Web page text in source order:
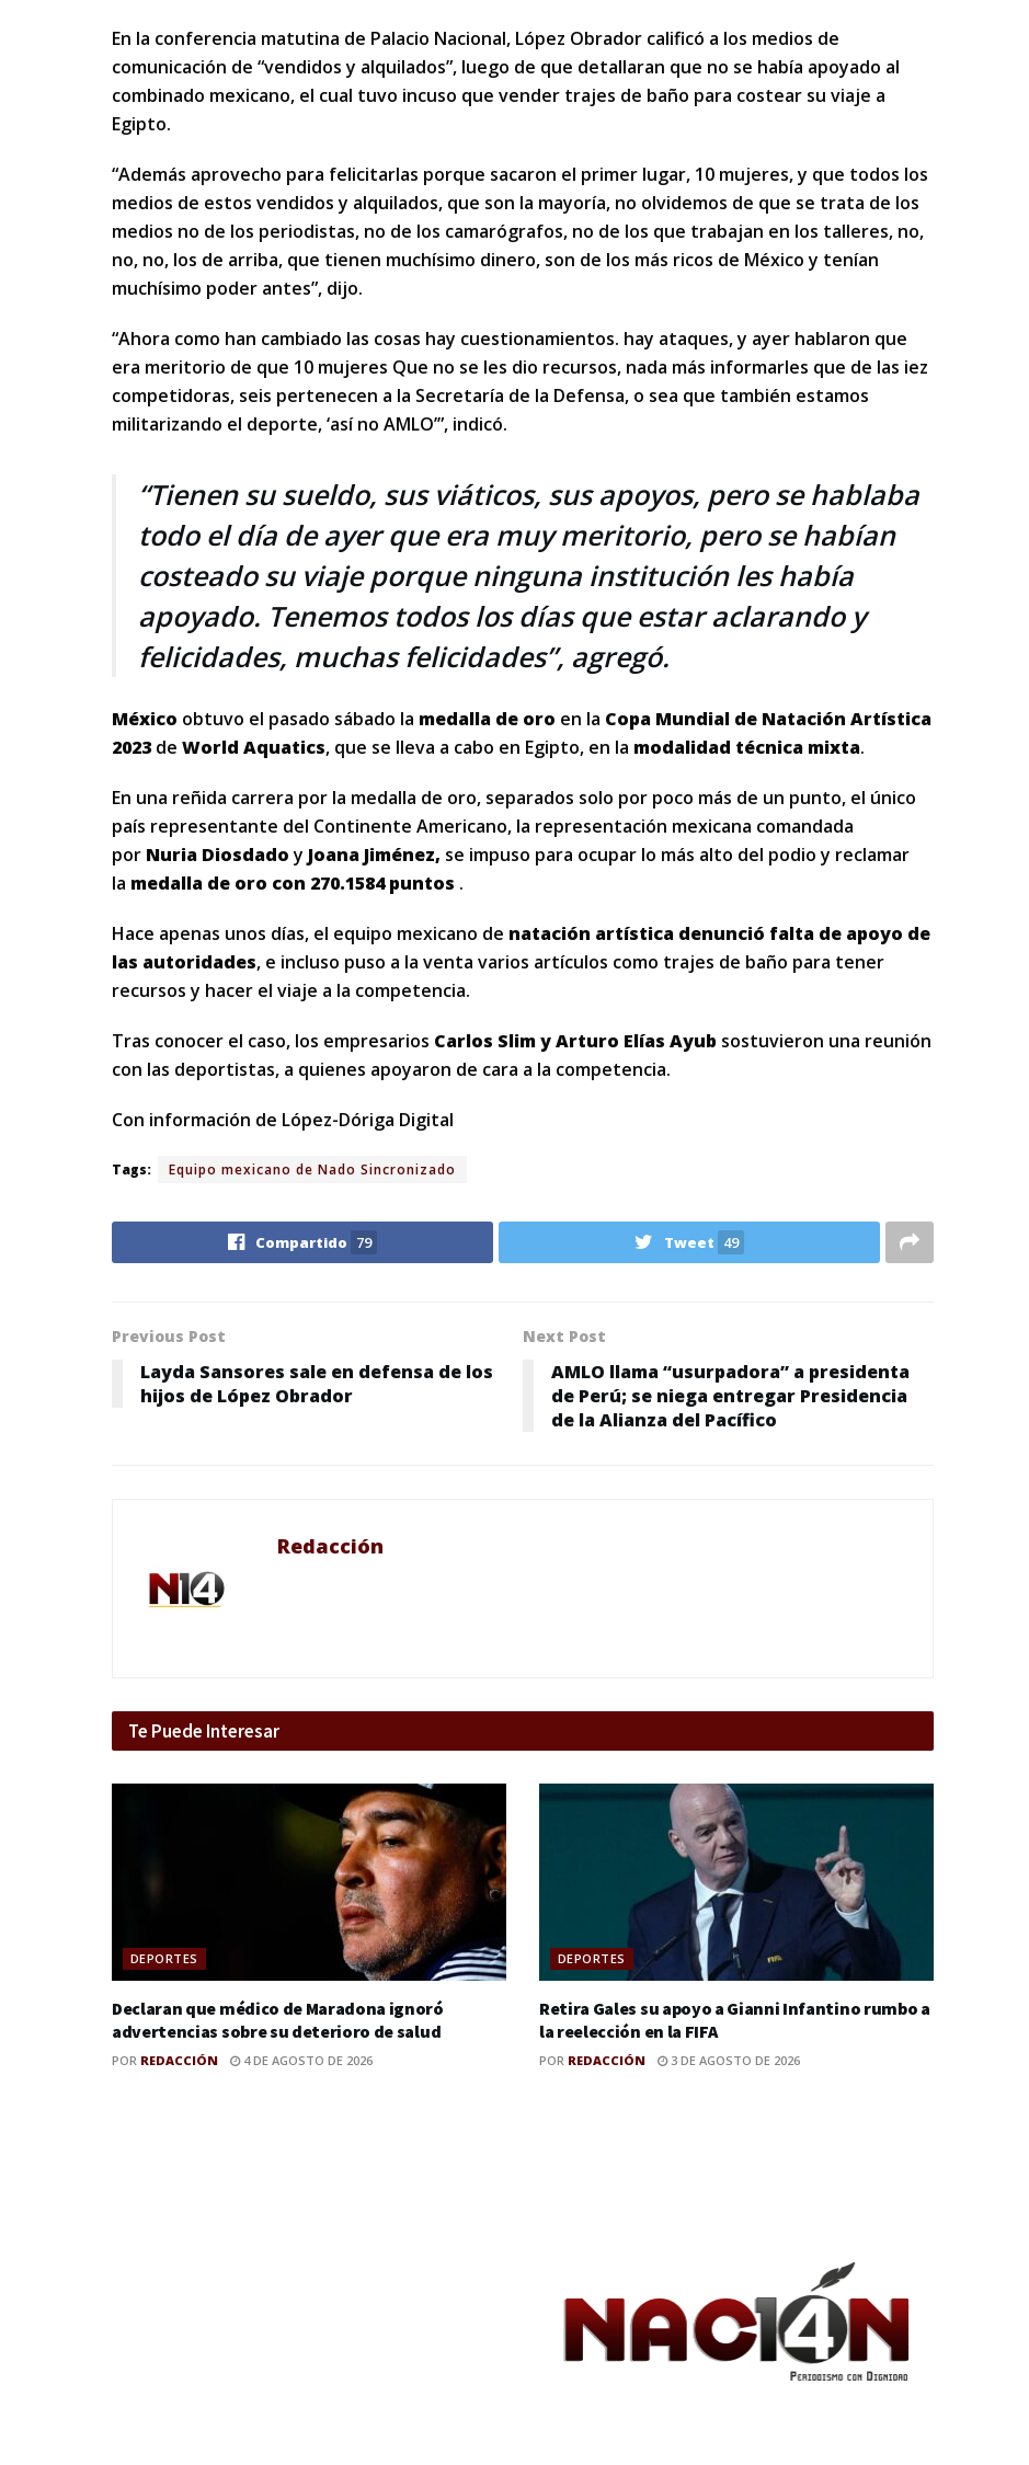
En la conferencia matutina de Palacio Nacional, López Obrador calificó a los medios de
comunicación de “vendidos y alquilados”, luego de que detallaran que no se había apoyado al
combinado mexicano, el cual tuvo incuso que vender trajes de baño para costear su viaje a
Egipto.
“Además aprovecho para felicitarlas porque sacaron el primer lugar, 10 mujeres, y que todos los
medios de estos vendidos y alquilados, que son la mayoría, no olvidemos de que se trata de los
medios no de los periodistas, no de los camarógrafos, no de los que trabajan en los talleres, no,
no, no, los de arriba, que tienen muchísimo dinero, son de los más ricos de México y tenían
muchísimo poder antes”, dijo.
“Ahora como han cambiado las cosas hay cuestionamientos. hay ataques, y ayer hablaron que
era meritorio de que 10 mujeres Que no se les dio recursos, nada más informarles que de las iez
competidoras, seis pertenecen a la Secretaría de la Defensa, o sea que también estamos
militarizando el deporte, ‘así no AMLO’”, indicó.
“Tienen su sueldo, sus viáticos, sus apoyos, pero se hablaba
todo el día de ayer que era muy meritorio, pero se habían
costeado su viaje porque ninguna institución les había
apoyado. Tenemos todos los días que estar aclarando y
felicidades, muchas felicidades”, agregó.
México obtuvo el pasado sábado la medalla de oro en la Copa Mundial de Natación Artística
2023 de World Aquatics, que se lleva a cabo en Egipto, en la modalidad técnica mixta.
En una reñida carrera por la medalla de oro, separados solo por poco más de un punto, el único
país representante del Continente Americano, la representación mexicana comandada
por Nuria Diosdadoy Joana Jiménez, se impuso para ocupar lo más alto del podio y reclamar
la medalla de oro con 270.1584 puntos .
Hace apenas unos días, el equipo mexicano de natación artística denunció falta de apoyo de
las autoridades, e incluso puso a la venta varios artículos como trajes de baño para tener
recursos y hacer el viaje a la competencia.
Tras conocer el caso, los empresarios Carlos Slim y Arturo Elías Ayub sostuvieron una reunión
con las deportistas, a quienes apoyaron de cara a la competencia.
Con información de López-Dóriga Digital
Tags: Equipo mexicano de Nado Sincronizado
Compartido 79 Tweet 49
Previous Post
Layda Sansores sale en defensa de los
hijos de López Obrador
Next Post
AMLO llama “usurpadora” a presidenta
de Perú; se niega entregar Presidencia
de la Alianza del Pacífico
Redacción
Te Puede Interesar
DEPORTES
Declaran que médico de Maradona ignoró
advertencias sobre su deterioro de salud
POR REDACCIÓN 4 DE AGOSTO DE 2026
DEPORTES
Retira Gales su apoyo a Gianni Infantino rumbo a
la reelección en la FIFA
POR REDACCIÓN 3 DE AGOSTO DE 2026